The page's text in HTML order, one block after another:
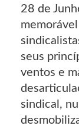
28 de
seus
ventos e
sindical,